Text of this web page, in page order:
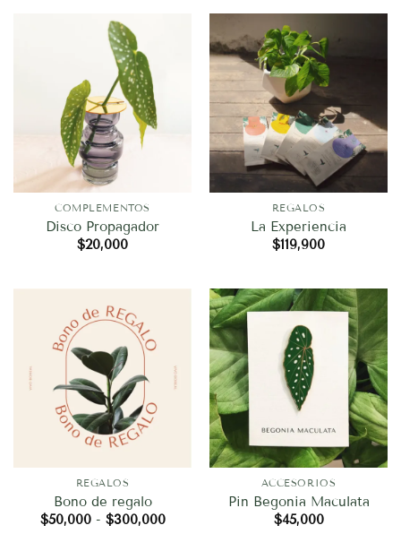
era:
es:
COMPLEMENTOS
Disco Propagador
$20,000
REGALOS
La Experiencia
$119,900
REGALOS
Bono de regalo
$50,000 - $300,000Rango
ACCESORIOS
Pin Begonia Maculata
$45,000